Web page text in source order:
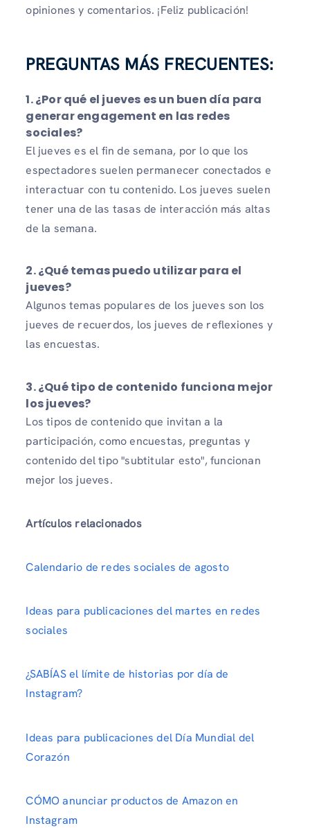
opiniones y comentarios. ¡Feliz publicación!
PREGUNTAS MÁS FRECUENTES:
1. ¿Por qué el jueves es un buen día para
generar engagement en las redes
sociales?
El jueves es el fin de semana, por lo que los
espectadores suelen permanecer conectados e
interactuar con tu contenido. Los jueves suelen
tener una de las tasas de interacción más altas
de la semana.
2. ¿Qué temas puedo utilizar para el
jueves?
Algunos temas populares de los jueves son los
jueves de recuerdos, los jueves de reflexiones y
las encuestas.
3. ¿Qué tipo de contenido funciona mejor
los jueves?
Los tipos de contenido que invitan a la
participación, como encuestas, preguntas y
contenido del tipo "subtitular esto", funcionan
mejor los jueves.
Artículos relacionados
Calendario de redes sociales de agosto
Ideas para publicaciones del martes en redes
sociales
¿SABÍAS el límite de historias por día de
Instagram?
Ideas para publicaciones del Día Mundial del
Corazón
CÓMO anunciar productos de Amazon en
Instagram